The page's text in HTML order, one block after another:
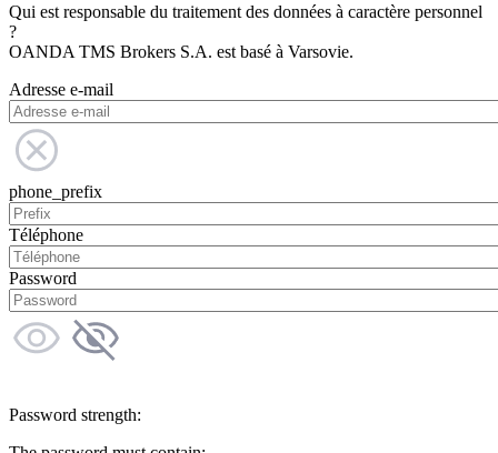
Qui est responsable du traitement des données à caractère personnel
?
OANDA TMS Brokers S.A. est basé à Varsovie.
Adresse e-mail
phone_prefix
Téléphone
Password
Password strength: